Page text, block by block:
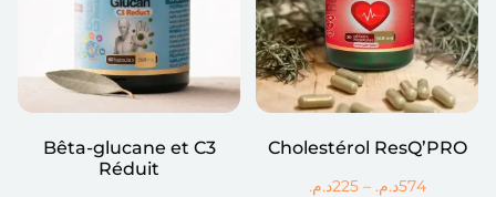
Bêta-glucane et C3
Réduit
Cholestérol ResQ’PRO
225د.م. – 574د.م.